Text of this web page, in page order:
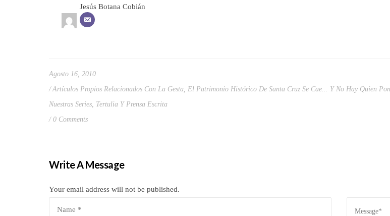
Jesús Botana Cobián
Agosto 16, 2010
Artículos Propios Relacionados Con La Gesta El Patrimonio Histórico De Santa Cruz Se Cae... Y No Hay Quien
Nuestras Series Tertulia Y Prensa Escrita
0 Comments
Write A Message
Your email address will not be published.